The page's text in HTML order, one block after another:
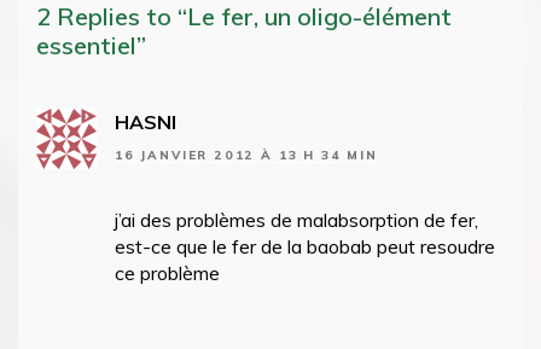
2 Replies to “Le fer, un oligo-élément
essentiel”
HASNI
16 JANVIER 2012 À 13 H 34 MIN
j’ai des problèmes de malabsorption de fer,
est-ce que le fer de la baobab peut resoudre
ce problème